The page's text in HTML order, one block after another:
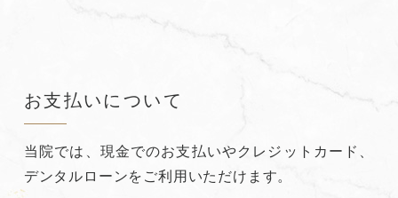
お支払いについて
当院では、現金でのお支払いやクレジットカード、
デンタルローンをご利用いただけます。